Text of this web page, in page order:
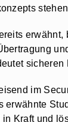
erwähnt,
sicheren
im
erwähnte
in Kraft und